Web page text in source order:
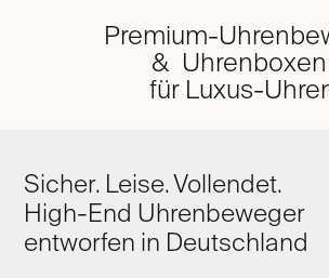
Premium-
& Uhrenboxen
für Luxus-
Sicher. Leise. Vollendet.
High-End Uhrenbeweger
entworfen in Deutschland​